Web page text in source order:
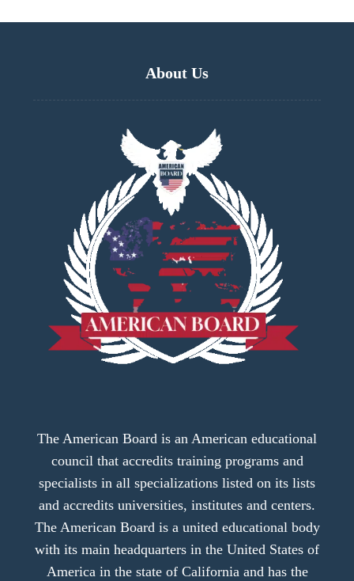
About Us
The American Board is an American educational
council that accredits training programs and
specialists in all specializations listed on its lists
and accredits universities, institutes and centers.
The American Board is a united educational body
with its main headquarters in the United States of
America in the state of California and has the